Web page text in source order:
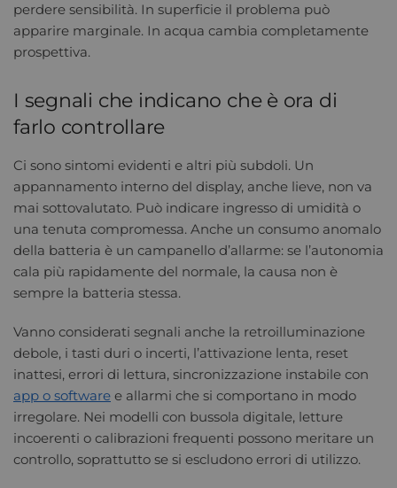
perdere sensibilità. In superficie il problema può
apparire marginale. In acqua cambia completamente
prospettiva.
I segnali che indicano che è ora di
farlo controllare
Ci sono sintomi evidenti e altri più subdoli. Un
appannamento interno del display, anche lieve, non va
mai sottovalutato. Può indicare ingresso di umidità o
una tenuta compromessa. Anche un consumo anomalo
della batteria è un campanello d’allarme: se l’autonomia
cala più rapidamente del normale, la causa non è
sempre la batteria stessa.
Vanno considerati segnali anche la retroilluminazione
debole, i tasti duri o incerti, l’attivazione lenta, reset
inattesi, errori di lettura, sincronizzazione instabile con
app o software e allarmi che si comportano in modo
irregolare. Nei modelli con bussola digitale, letture
incoerenti o calibrazioni frequenti possono meritare un
controllo, soprattutto se si escludono errori di utilizzo.